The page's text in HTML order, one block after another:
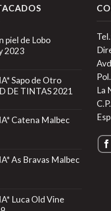
piel de Lobo
2023
Sapo de Otro
DE TINTAS 2021
Catena Malbec
As Bravas Malbec
Luca Old Vine
La